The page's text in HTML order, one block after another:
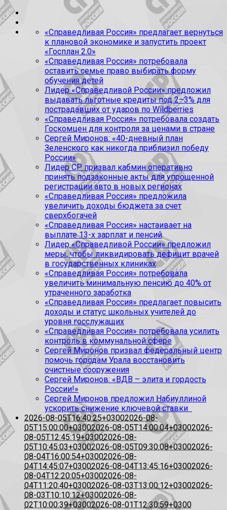
«Справедливая Россия» предлагает вернуться
к плановой экономике и запустить проект
«Госплан 2.0»
«Справедливая Россия» потребовала
оставить семье право выбирать форму
обучения детей
Лидер «Справедливой России» предложил
выдавать льготные кредиты под 2–3% для
пострадавших от ударов по Wildberries
«Справедливая Россия» потребовала создать
Госкомцен для контроля за ценами в стране
Сергей Миронов: «40-дневный план
Зеленского как никогда приблизил победу
России»
Лидер СР призвал кабмин оперативно
принять подзаконные акты для упрощенной
регистрации авто в новых регионах
«Справедливая Россия» предложила
увеличить доходы бюджета за счет
сверхбогачей
«Справедливая Россия» настаивает на
выплате 13-х зарплат и пенсий
Лидер «Справедливой России» предложил
меры, чтобы ликвидировать дефицит врачей
в государственных клиниках
«Справедливая Россия» потребовала
увеличить минимальную пенсию до 40% от
утраченного заработка
«Справедливая Россия» предлагает повысить
доходы и статус школьных учителей до
уровня госслужащих
«Справедливая Россия» потребовала усилить
контроль в коммунальной сфере
Сергей Миронов призвал федеральный центр
помочь городам Урала восстановить
очистные сооружения
Сергей Миронов: «ВДВ – элита и гордость
России!»
Сергей Миронов предложил Набиуллиной
ускорить снижение ключевой ставки
2026-08-05T16:40:25+03002026-08-
05T15:00:00+03002026-08-05T14:00:04+03002026-
08-05T12:45:19+03002026-08-
05T10:45:03+03002026-08-05T09:30:08+03002026-
08-04T16:00:54+03002026-08-
04T14:45:07+03002026-08-04T13:45:16+03002026-
08-04T12:20:05+03002026-08-
04T11:20:40+03002026-08-03T13:00:12+03002026-
08-03T10:10:12+03002026-08-
02T10:00:39+03002026-08-01T12:30:59+0300